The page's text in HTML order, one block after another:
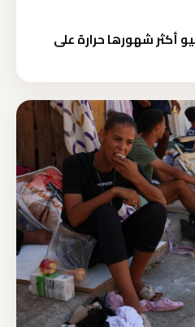
أكثر شهورها حرارة على